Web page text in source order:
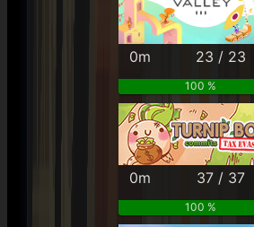
0m 23 / 23
100 %
0m 37 / 37
100 %